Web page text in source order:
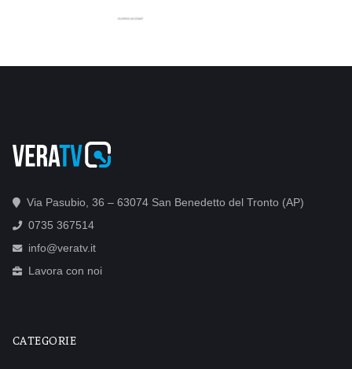
Via Pasubio, 36 – 63074 San Benedetto del Tronto (AP)
0735 367514
info@veratv.it
Lavora con noi
CATEGORIE